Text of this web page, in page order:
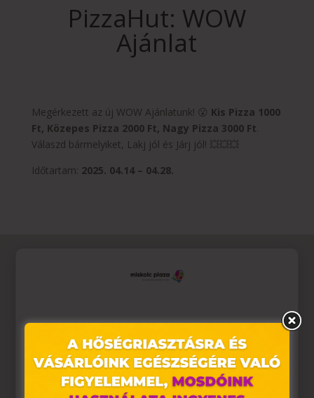
PizzaHut: WOW
Ajánlat
Megérkezett az új WOW Ajánlatunk! 😮 Kis Pizza 1000
Ft, Közepes Pizza 2000 Ft, Nagy Pizza 3000 Ft.
Válaszd bármelyiket, Lakj jól és Járj jól! 💥💥💥
Időtartam: 2025. 04.14 – 04.28.
Ez az oldal sütiket használ
Weboldalunkon „cookie"-kat (továbbiakban „süti")
alkalmazunk. Ezek olyan fájlok, melyek információt
tárolnak webes böngészőjében. Ehhez az Ön